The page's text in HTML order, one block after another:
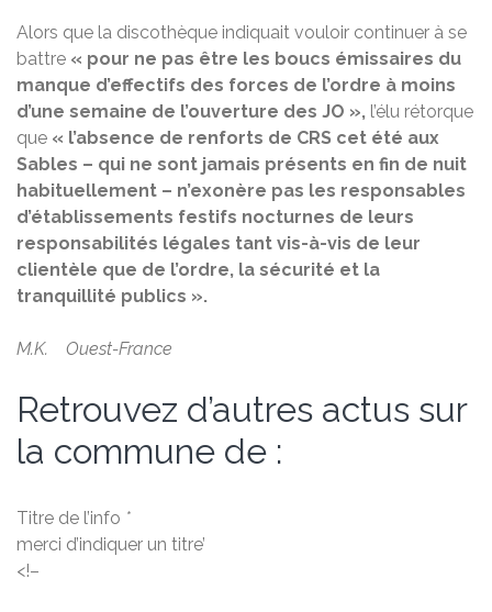
Alors que la discothèque indiquait vouloir continuer à se
battre « pour ne pas être les boucs émissaires du
manque d’effectifs des forces de l’ordre à moins
d’une semaine de l’ouverture des JO », l’élu rétorque
que « l’absence de renforts de CRS cet été aux
Sables – qui ne sont jamais présents en fin de nuit
habituellement – n’exonère pas les responsables
d’établissements festifs nocturnes de leurs
responsabilités légales tant vis-à-vis de leur
clientèle que de l’ordre, la sécurité et la
tranquillité publics ».
M.K. Ouest-France
Retrouvez d’autres actus sur
la commune de :
Titre de l’info *
merci d’indiquer un titre’
<!–